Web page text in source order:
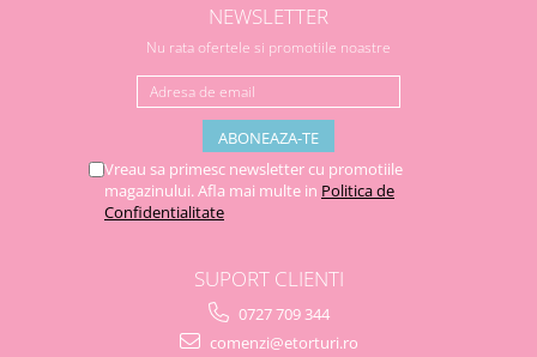
NEWSLETTER
Nu rata ofertele si promotiile noastre
Vreau sa primesc newsletter cu promotiile
magazinului. Afla mai multe in Politica de
Confidentialitate
SUPORT CLIENTI
0727 709 344
comenzi@etorturi.ro